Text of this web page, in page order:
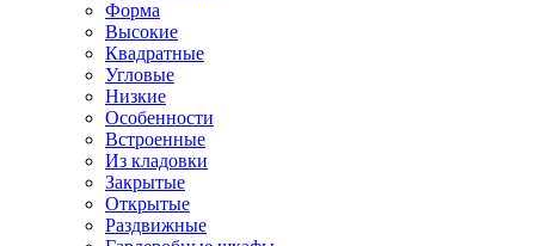
Форма
Высокие
Квадратные
Угловые
Низкие
Особенности
Встроенные
Из кладовки
Закрытые
Открытые
Раздвижные